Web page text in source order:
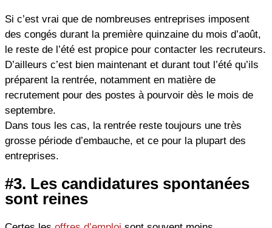
Si c’est vrai que de nombreuses entreprises imposent
des congés durant la première quinzaine du mois d’août,
le reste de l’été est propice pour contacter les recruteurs.
D’ailleurs c’est bien maintenant et durant tout l’été qu’ils
préparent la rentrée, notamment en matière de
recrutement pour des postes à pourvoir dès le mois de
septembre.
Dans tous les cas, la rentrée reste toujours une très
grosse période d’embauche, et ce pour la plupart des
entreprises.
#3. Les candidatures spontanées
sont reines